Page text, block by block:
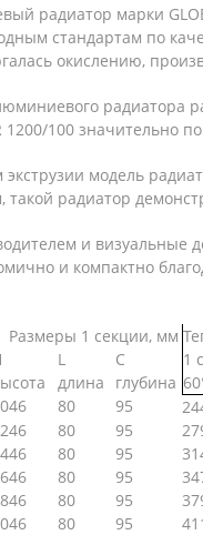
радиатор марки
стандартам по
окислению,
радиатора
1200/100 значительно
модель
радиатор
и визуальные
и компактно
Размеры 1 секции, мм
1
L
C
длина
глубина
80 95
80 95
80 95
80 95
80 95
80 95